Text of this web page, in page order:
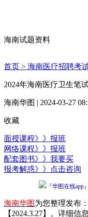
海南试题资料
首页 > 海南医疗招聘考
2024年海南医疗卫生笔
海南华图 | 2024-03-27
收藏
面授课程》》报班
网络课程》》报班
配套图书》》我要买
报考解惑》》点击咨询
『华图在线app
海南华图为您整理发布
【2024.3.27】。详细